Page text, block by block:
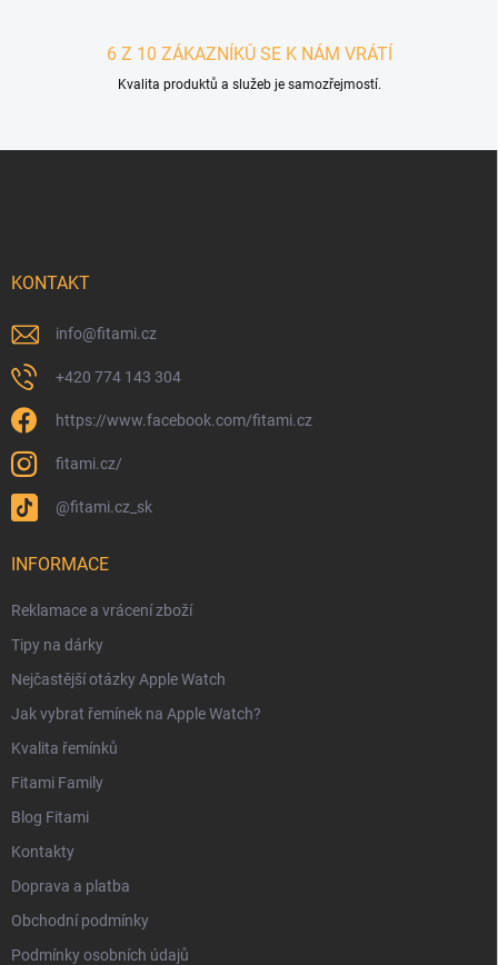
6 Z 10 ZÁKAZNÍKŮ SE K NÁM VRÁTÍ
Kvalita produktů a služeb je samozřejmostí.
KONTAKT
info@fitami.cz
+420 774 143 304
https://www.facebook.com/fitami.cz
fitami.cz/
@fitami.cz_sk
INFORMACE
Reklamace a vrácení zboží
Tipy na dárky
Nejčastější otázky Apple Watch
Jak vybrat řemínek na Apple Watch?
Kvalita řemínků
Fitami Family
Blog Fitami
Kontakty
Doprava a platba
Obchodní podmínky
Podmínky osobních údajů